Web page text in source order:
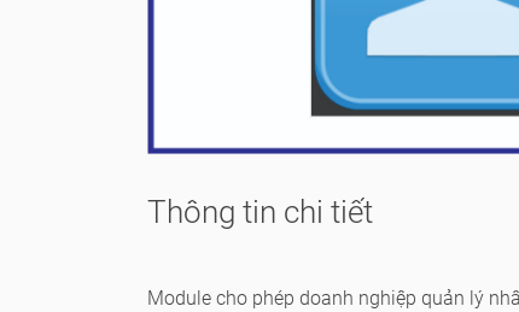
Thông tin chi tiết
Module cho phép doanh nghiệp quản lý